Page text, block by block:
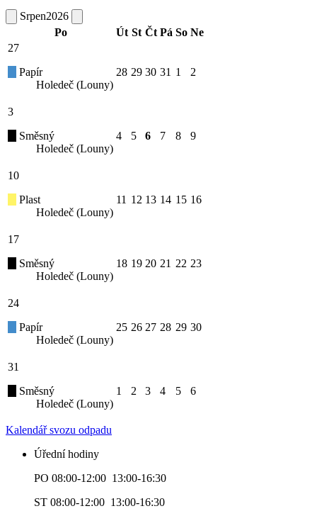
Srpen2026
Po
Út St Čt Pá So Ne
27
Papír
Holedeč (Louny)
28 29 30 31 1 2
3
Směsný
Holedeč (Louny)
4 5 6 7 8 9
10
Plast
Holedeč (Louny)
11 12 13 14 15 16
17
Směsný
Holedeč (Louny)
18 19 20 21 22 23
24
Papír
Holedeč (Louny)
25 26 27 28 29 30
31
Směsný
Holedeč (Louny)
1 2 3 4 5 6
Kalendář svozu odpadu
Úřední hodiny
PO 08:00-12:00 13:00-16:30
ST 08:00-12:00 13:00-16:30